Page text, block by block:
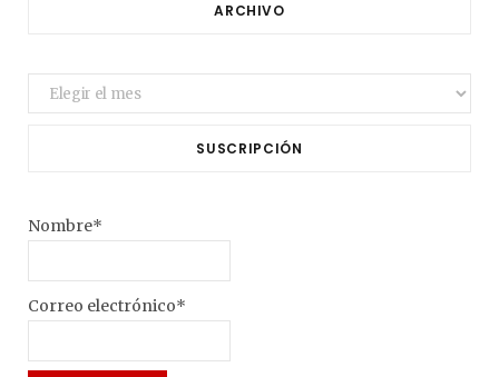
ARCHIVO
Archivo
SUSCRIPCIÓN
Nombre*
Correo electrónico*